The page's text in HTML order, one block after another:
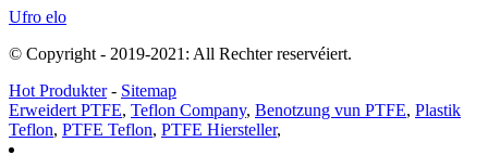
Ufro elo
© Copyright - 2019-2021: All Rechter reservéiert.
Hot Produkter- Sitemap
Erweidert PTFE, Teflon Company, Benotzung vun PTFE, Plastik
Teflon, PTFE Teflon, PTFE Hiersteller,